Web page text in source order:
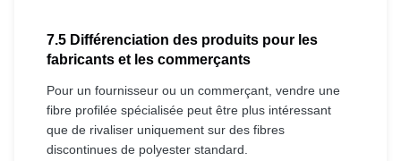
7.5 Différenciation des produits pour les
fabricants et les commerçants
Pour un fournisseur ou un commerçant, vendre une
fibre profilée spécialisée peut être plus intéressant
que de rivaliser uniquement sur des fibres
discontinues de polyester standard.